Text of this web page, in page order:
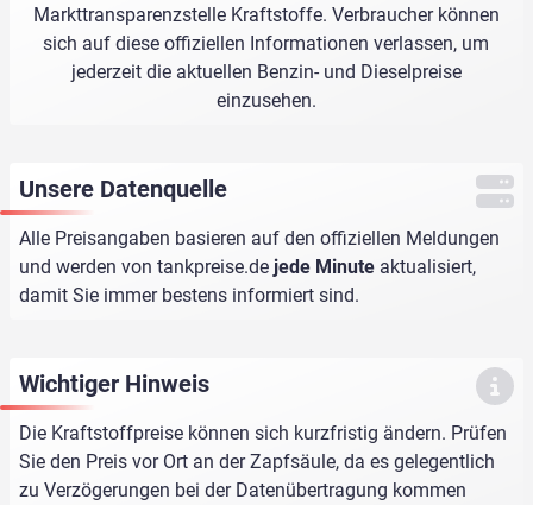
Markttransparenzstelle Kraftstoffe. Verbraucher können
sich auf diese offiziellen Informationen verlassen, um
jederzeit die aktuellen Benzin- und Dieselpreise
einzusehen.
Unsere Datenquelle
Alle Preisangaben basieren auf den offiziellen Meldungen
und werden von tankpreise.de jede Minute aktualisiert,
damit Sie immer bestens informiert sind.
Wichtiger Hinweis
Die Kraftstoffpreise können sich kurzfristig ändern. Prüfen
Sie den Preis vor Ort an der Zapfsäule, da es gelegentlich
zu Verzögerungen bei der Datenübertragung kommen